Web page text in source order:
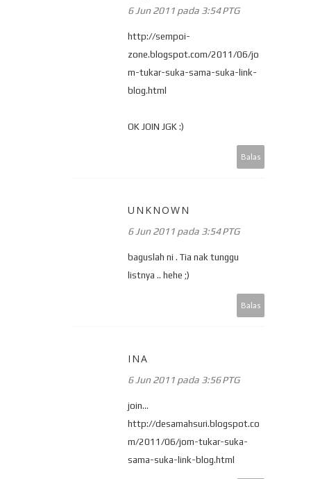
6 Jun 2011 pada 3:54 PTG
http://sempoi-
zone.blogspot.com/2011/06/jo
m-tukar-suka-sama-suka-link-
blog.html
OK JOIN JGK :)
Balas
UNKNOWN
6 Jun 2011 pada 3:54 PTG
baguslah ni . Tia nak tunggu
listnya .. hehe ;)
Balas
INA
6 Jun 2011 pada 3:56 PTG
join...
http://desamahsuri.blogspot.co
m/2011/06/jom-tukar-suka-
sama-suka-link-blog.html